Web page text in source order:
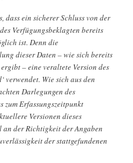
dass ein sicherer Schluss von der
Verfügungsbeklagten bereits
ist. Denn die
dieser Daten – wie sich bereits
– eine veraltete Version des
verwendet. Wie sich aus den
Darlegungen des
zum Erfassungszeitpunkt
Versionen dieses
an der Richtigkeit der Angaben
der stattgefundenen